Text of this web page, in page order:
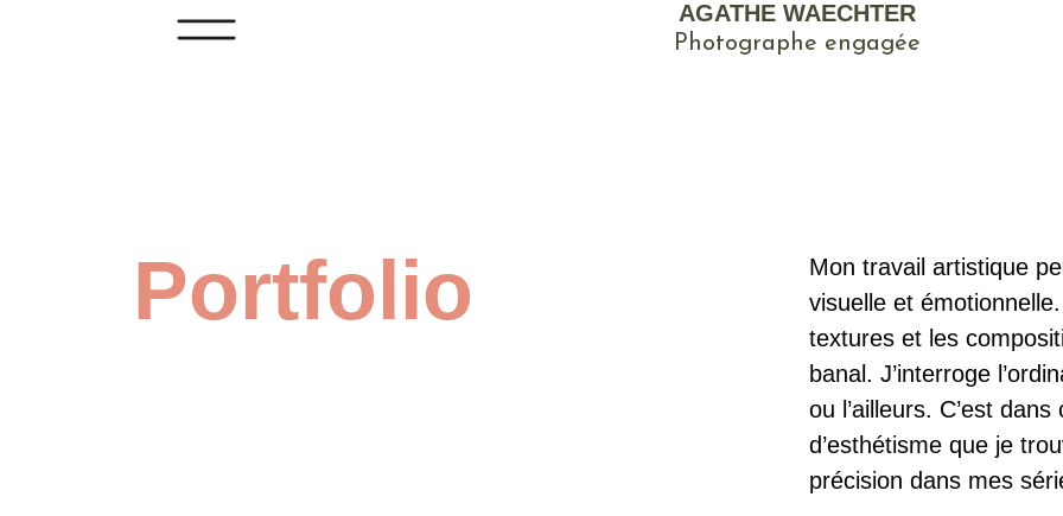
AGATHE WAECHTER
Photographe engagée
Portfolio
Mon travail artistique
visuelle et
textures et les
banal. J’interroge
ou l’ailleurs. C’est
d’esthétisme que je
précision dans mes